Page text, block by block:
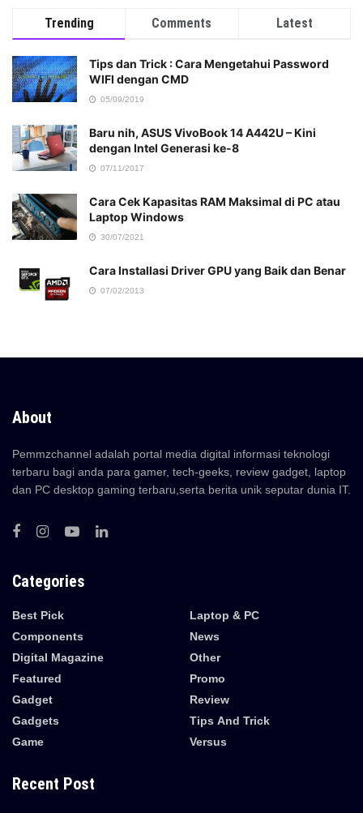
Trending Comments Latest
Tips dan Trick : Cara Mengetahui Password
WIFI dengan CMD
05/09/2019
Baru nih, ASUS VivoBook 14 A442U – Kini
dengan Intel Generasi ke-8
07/11/2017
Cara Cek Kapasitas RAM Maksimal di PC atau
Laptop Windows
30/07/2021
Cara Installasi Driver GPU yang Baik dan Benar
07/02/2013
About
Pemmzchannel adalah portal media digital informasi teknologi
terbaru bagi anda para gamer, tech-geeks, review gadget, laptop
dan PC desktop gaming terbaru,serta berita unik seputar dunia IT.
Categories
Best Pick
Components
Digital Magazine
Featured
Gadget
Gadgets
Game
Laptop & PC
News
Other
Promo
Review
Tips And Trick
Versus
Recent Post